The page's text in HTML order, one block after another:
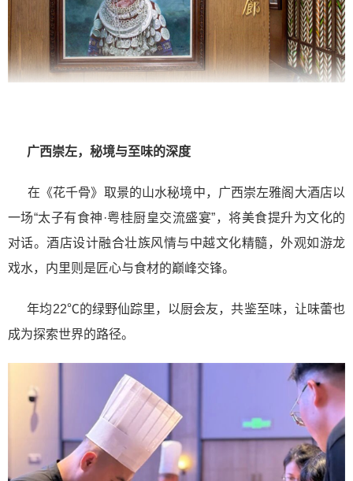
广西崇左，秘境与至味的深度
在《花千骨》取景的山水秘境中，广西崇左雅阁大酒店以
一场“太子有食神·粤桂厨皇交流盛宴”，将美食提升为文化的
对话。酒店设计融合壮族风情与中越文化精髓，外观如游龙
戏水，内里则是匠心与食材的巅峰交锋。
年均22℃的绿野仙踪里，以厨会友，共鉴至味，让味蕾也
成为探索世界的路径。